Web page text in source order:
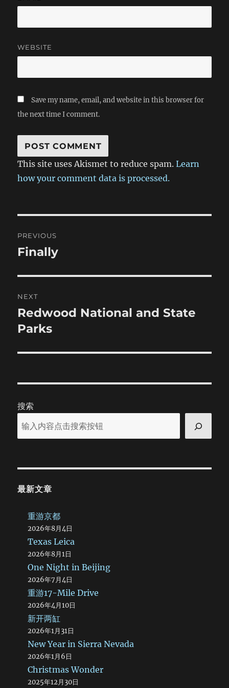
亮。降落之前大家注意电视屏幕，会告诉你托运的行李在哪个
入境检查有很长一段路要走。到了大厅之后，需要注意不同的
United States Citizen站到一队了。 等到工作人员召唤你
的时候（所谓的Summon），上去就可以了。把你的报关单，
之后就会咣咣地猛盖章，然后留右手指纹，拍大头贴。最后，
了。如果有不懂英文的大叔大婶需要翻译，只要你英文不算太
差，尽量还是多帮帮忙，都是来探亲的，大家都不容易。
意的是，如果旅行终点就是芝加哥的话，靠左走；需要转机靠
又走。进门的时候把报关单交给海关工作人员即可。找到对应
的转盘取好行李，到右手边的United Airlines柜台办理转签
（所谓的Rebook）和托运手续。同样，行李多的时候自己推
辆小车。有人说办理入境和托运要大约两小时，可能是人比较
WEBSITE
Save my name, email, and website in this browser for
the next time I comment.
This site uses Akismet to reduce spam.Learn
how your comment data is processed.
navigation
PREVIOUS
Previous
Finally
NEXT
Next
post:
Redwood National and State
Parks
搜索
最新文章
重游京都
2026年8月4日
Texas Leica
2026年8月1日
One Night in Beijing
2026年7月4日
重游17-Mile Drive
2026年4月10日
新开两缸
2026年1月31日
New Year in Sierra Nevada
2026年1月6日
Christmas Wonder
2025年12月30日